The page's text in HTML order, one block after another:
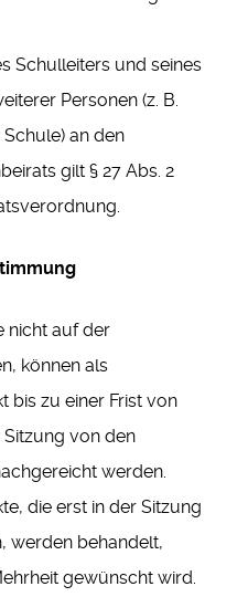
Schulleiters und seines
Personen (z. B.
an den
gilt § 27 Abs. 2
nicht auf der
können als
bis zu einer Frist von
von den
werden.
die erst in der Sitzung
werden behandelt,
gewünscht wird.